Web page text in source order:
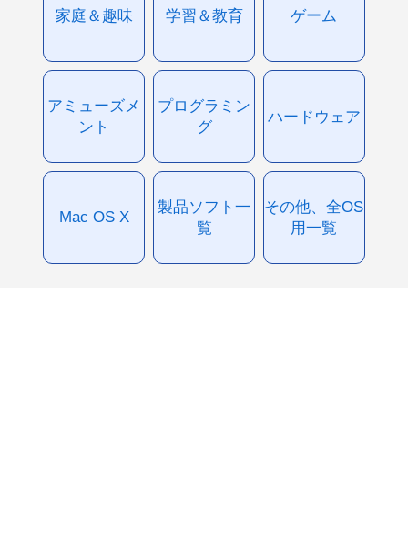
家庭＆趣味 学習＆教育 ゲーム
アミューズメ
ント
プログラミン
グ
ハードウェア
Mac OS X
製品ソフト一
覧
その他、全OS
用一覧